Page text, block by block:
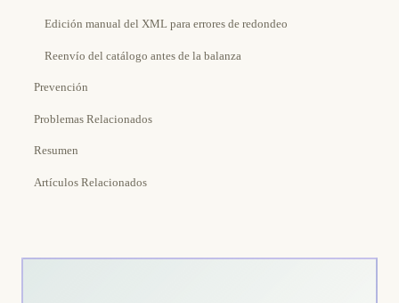
Edición manual del XML para errores de redondeo
Reenvío del catálogo antes de la balanza
Prevención
Problemas Relacionados
Resumen
Artículos Relacionados